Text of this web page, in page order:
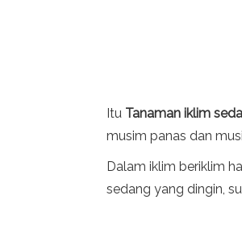
Itu Tanaman iklim
musim panas dan
Dalam iklim beriklim
sedang yang dingin,